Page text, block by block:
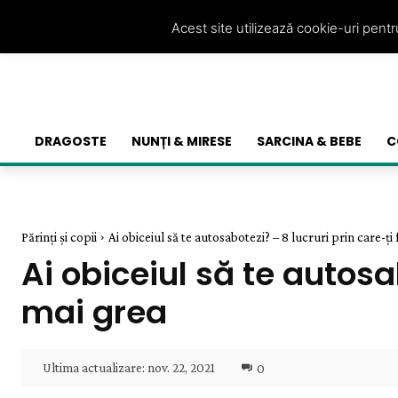
DRAGOSTE NUNȚI & MIRESE SARCINA & BEBE
Părinți și copii Ai obiceiul să te autosabotezi? – 8 lucruri prin care-ți
Ai obiceiul să te
mai grea
Ultima actualizare: nov. 22, 2021 0
Acest site utilizează cookie-uri